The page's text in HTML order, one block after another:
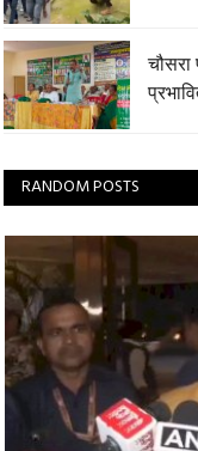
चौसरा
RANDOM POSTS